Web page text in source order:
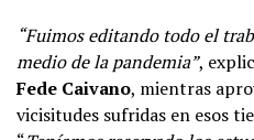
“Fuimos editando todo el
medio de la pandemia”,
Fede Caivano, mientras
vicisitudes sufridas en esos